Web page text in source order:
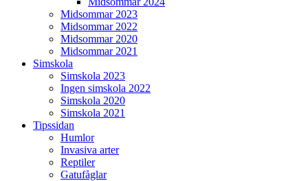
Midsommar 2023
Midsommar 2022
Midsommar 2020
Midsommar 2021
Simskola
Simskola 2023
Ingen simskola 2022
Simskola 2020
Simskola 2021
Tipssidan
Humlor
Invasiva arter
Reptiler
Gatufåglar